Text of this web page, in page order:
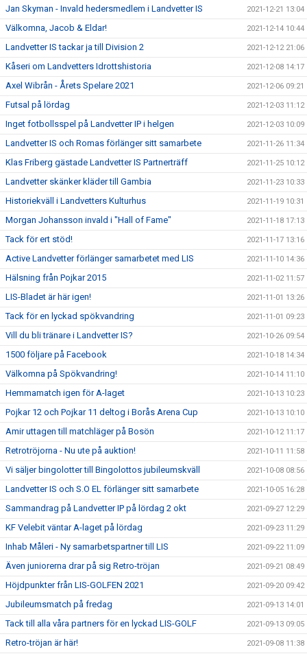
Jan Skyman - Invald hedersmedlem i Landvetter IS 2021-12-21 13:04
Välkomna, Jacob & Eldar! 2021-12-14 10:44
Landvetter IS tackar ja till Division 2 2021-12-12 21:06
Kåseri om Landvetters Idrottshistoria 2021-12-08 14:17
Axel Wibrån - Årets Spelare 2021 2021-12-06 09:21
Futsal på lördag 2021-12-03 11:12
Inget fotbollsspel på Landvetter IP i helgen 2021-12-03 10:09
Landvetter IS och Romas förlänger sitt samarbete 2021-11-26 11:34
Klas Friberg gästade Landvetter IS Partnerträff 2021-11-25 10:12
Landvetter skänker kläder till Gambia 2021-11-23 10:33
Historiekväll i Landvetters Kulturhus 2021-11-19 10:31
Morgan Johansson invald i "Hall of Fame" 2021-11-18 17:13
Tack för ert stöd! 2021-11-17 13:16
Active Landvetter förlänger samarbetet med LIS 2021-11-10 14:36
Hälsning från Pojkar 2015 2021-11-02 11:57
LIS-Bladet är här igen! 2021-11-01 13:26
Tack för en lyckad spökvandring 2021-11-01 09:23
Vill du bli tränare i Landvetter IS? 2021-10-26 09:54
1500 följare på Facebook 2021-10-18 14:34
Välkomna på Spökvandring! 2021-10-14 11:10
Hemmamatch igen för A-laget 2021-10-13 10:23
Pojkar 12 och Pojkar 11 deltog i Borås Arena Cup 2021-10-13 10:10
Amir uttagen till matchläger på Bosön 2021-10-12 11:17
Retrotröjorna - Nu ute på auktion! 2021-10-11 11:58
Vi säljer bingolotter till Bingolottos jubileumskväll 2021-10-08 08:56
Landvetter IS och S.O EL förlänger sitt samarbete 2021-10-05 16:28
Sammandrag på Landvetter IP på lördag 2 okt 2021-09-27 12:29
KF Velebit väntar A-laget på lördag 2021-09-23 11:29
Inhab Måleri - Ny samarbetspartner till LIS 2021-09-22 11:09
Även juniorerna drar på sig Retro-tröjan 2021-09-21 08:49
Höjdpunkter från LIS-GOLFEN 2021 2021-09-20 09:42
Jubileumsmatch på fredag 2021-09-13 14:01
Tack till alla våra partners för en lyckad LIS-GOLF 2021-09-13 09:05
Retro-tröjan är här! 2021-09-08 11:38